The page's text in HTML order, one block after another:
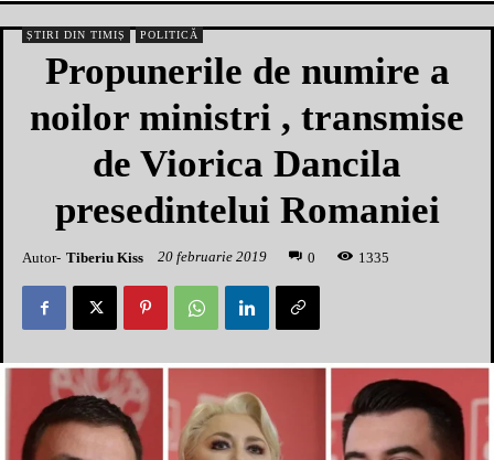
ȘTIRI DIN TIMIȘ POLITICĂ
Propunerile de numire a
noilor ministri , transmise
de Viorica Dancila
presedintelui Romaniei
Autor- Tiberiu Kiss 20 februarie 2019 0 1 335